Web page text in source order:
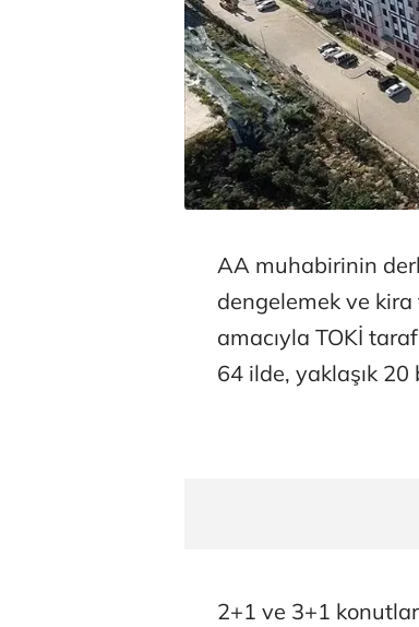
AA muhabirinin
dengelemek ve
amacıyla TOKİ
64 ilde, yaklaşık
2+1 ve 3+1